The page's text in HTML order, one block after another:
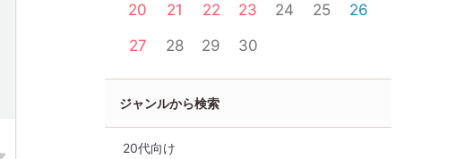
20
21 22 23 24 25
26
27
28 29 30
ジャンルから検索
20代向け